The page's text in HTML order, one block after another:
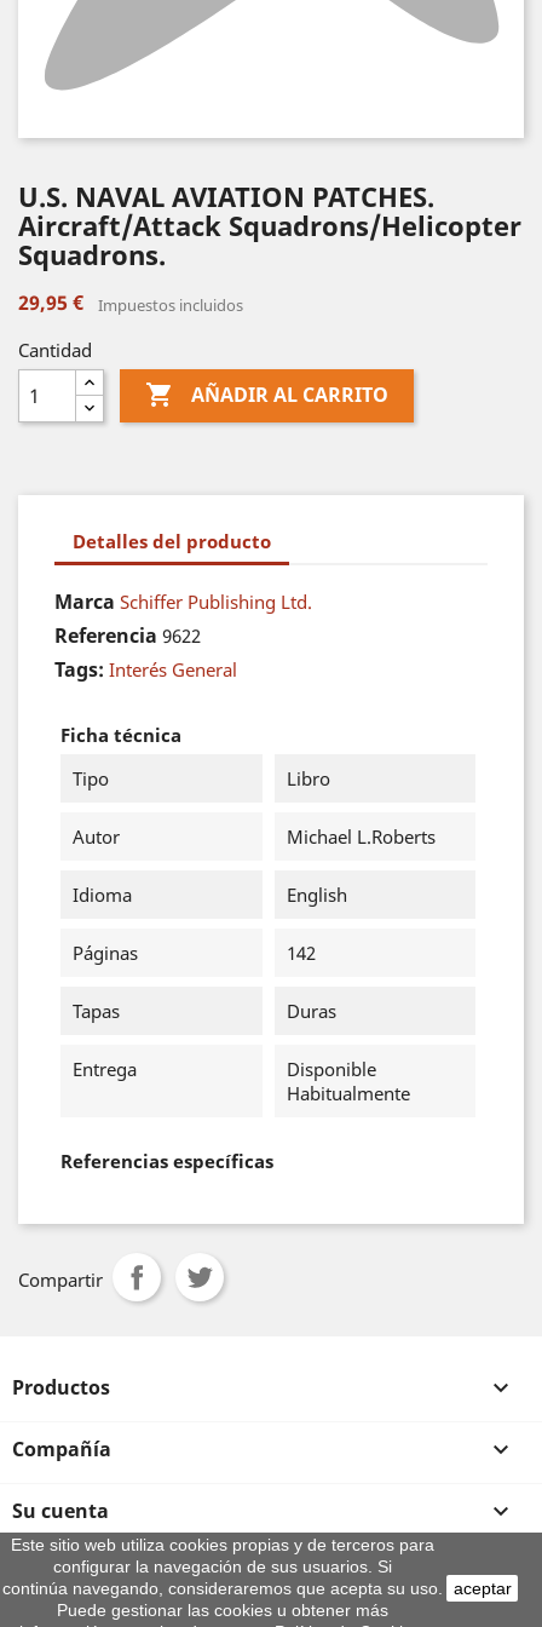
U.S. NAVAL AVIATION PATCHES.
Aircraft/Attack Squadrons/Helicopter
Squadrons.
29,95 € Impuestos incluidos
Cantidad
 AÑADIR AL CARRITO
Detalles del producto
Marca Schiffer Publishing Ltd.
Referencia 9622
Tags: Interés General
Ficha técnica
Tipo
Libro
Autor Michael L.Roberts
Idioma English
Páginas 142
Tapas Duras
Entrega
Disponible
Habitualmente
Referencias específicas
Compartir
Productos 
Compañía 
Su cuenta 
Información de la tienda
Este sitio web utiliza cookies propias y de terceros para
configurar la navegación de sus usuarios. Si
continúa navegando, consideraremos que acepta su uso.
Puede gestionar las cookies u obtener más
aceptar
© 2026 - By Aeroteca